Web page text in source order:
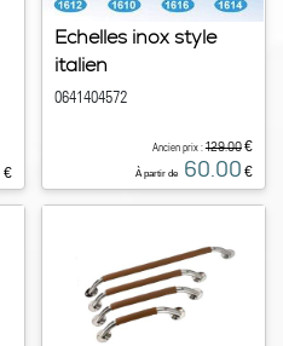
€
Echelles inox style
italien
0641404572
Ancien prix :129.00€
À partir de 60.00 €